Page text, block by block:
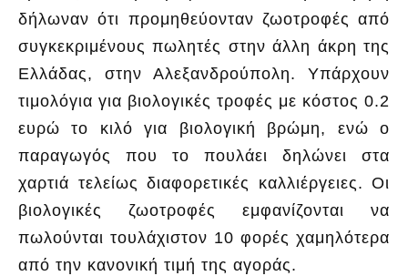
δήλωναν ότι προμηθεύονταν ζωοτροφές από
συγκεκριμένους πωλητές στην άλλη άκρη της
Ελλάδας, στην Αλεξανδρούπολη. Υπάρχουν
τιμολόγια για βιολογικές τροφές με κόστος 0.2
ευρώ το κιλό για βιολογική βρώμη, ενώ ο
παραγωγός που το πουλάει δηλώνει στα
χαρτιά τελείως διαφορετικές καλλιέργειες. Οι
βιολογικές ζωοτροφές εμφανίζονται να
πωλούνται τουλάχιστον 10 φορές χαμηλότερα
από την κανονική τιμή της αγοράς.